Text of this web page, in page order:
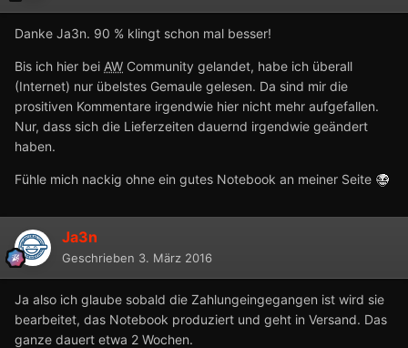
Danke Ja3n. 90 % klingt schon mal besser!
Bis ich hier bei AW Community gelandet, habe ich überall
(Internet) nur übelstes Gemaule gelesen. Da sind mir die
prositiven Kommentare irgendwie hier nicht mehr aufgefallen.
Nur, dass sich die Lieferzeiten dauernd irgendwie geändert
haben.
Fühle mich nackig ohne ein gutes Notebook an meiner Seite
Ja3n
Geschrieben 3. März 2016
Ja also ich glaube sobald die Zahlungeingegangen ist wird sie
bearbeitet, das Notebook produziert und geht in Versand. Das
ganze dauert etwa 2 Wochen.